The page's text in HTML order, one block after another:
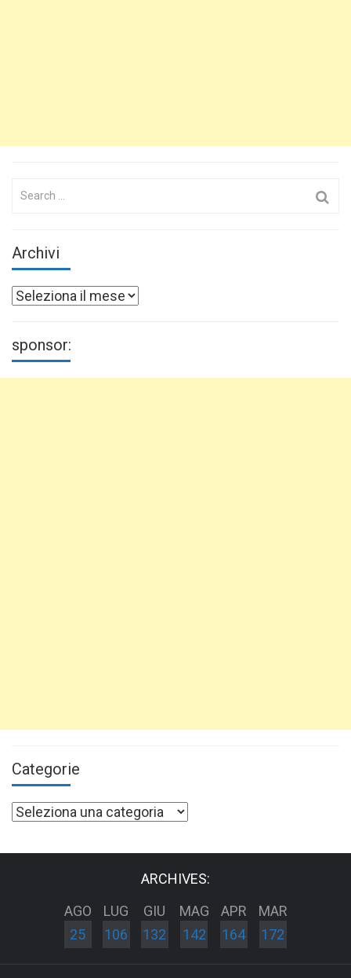
Search
Archivi
Archivi
sponsor:
Categorie
Categorie
ARCHIVES:
AGO
25
LUG
106
GIU
132
MAG
142
APR
164
MAR
172